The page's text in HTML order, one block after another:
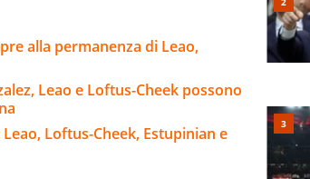
alla permanenza di Leao,
Leao e Loftus-Cheek possono
Loftus-Cheek, Estupinian e